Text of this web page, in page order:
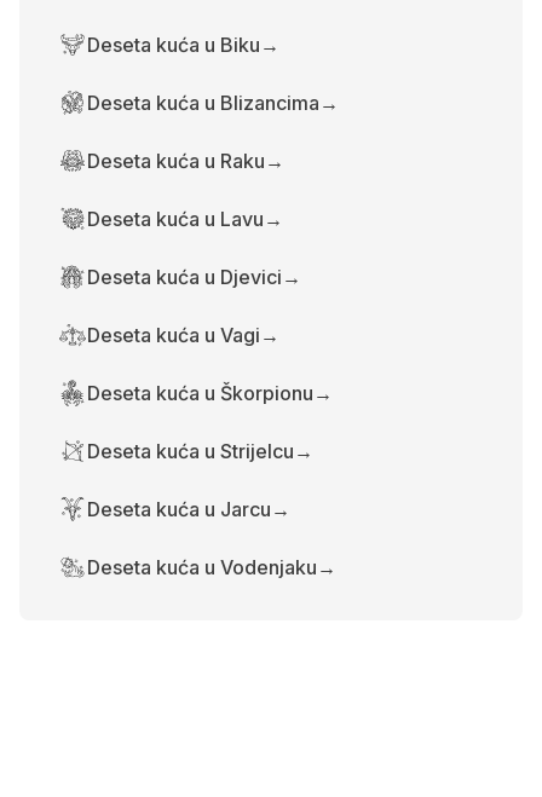
Deseta kuća u Biku →
Deseta kuća u Blizancima →
Deseta kuća u Raku →
Deseta kuća u Lavu →
Deseta kuća u Djevici →
Deseta kuća u Vagi →
Deseta kuća u Škorpionu →
Deseta kuća u Strijelcu →
Deseta kuća u Jarcu →
Deseta kuća u Vodenjaku →